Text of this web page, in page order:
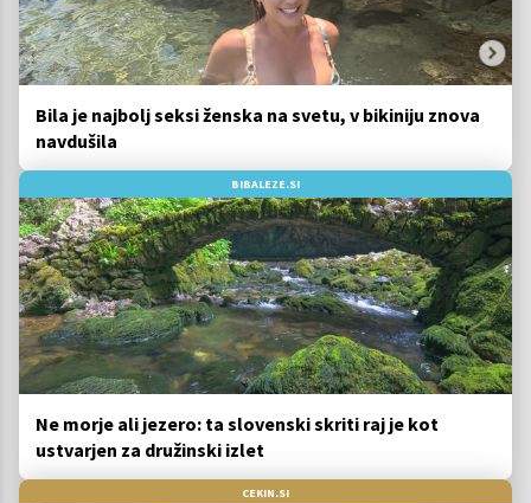
Bila je najbolj seksi ženska na svetu, v bikiniju znova
navdušila
BIBALEZE.SI
Ne morje ali jezero: ta slovenski skriti raj je kot
ustvarjen za družinski izlet
CEKIN.SI